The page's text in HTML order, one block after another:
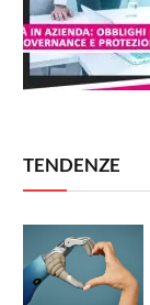
TENDENZE